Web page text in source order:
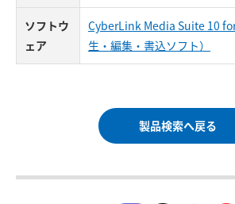
ソフトウ
ェア
CyberLink Media Suite 10
生・編集・書込ソフト）
製品検索へ戻る